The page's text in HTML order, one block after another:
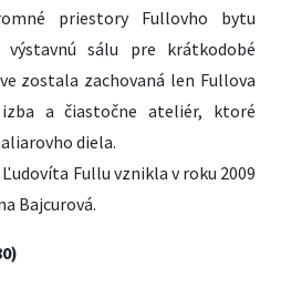
priestory Fullovho bytu
sálu pre krátkodobé
zostala zachovaná len Fullova
izba a čiastočne ateliér, ktoré
diela.
Fullu vznikla v roku 2009
Bajcurová.